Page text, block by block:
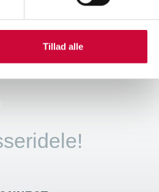
Tillad alle